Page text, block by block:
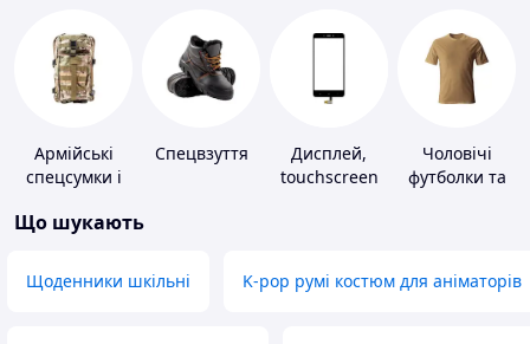
Армійські
спецсумки і
Спецвзуття
Дисплей,
touchscreen
Чоловічі
футболки та
Що шукають
Щоденники шкільні K-pop румі костюм для аніматорів